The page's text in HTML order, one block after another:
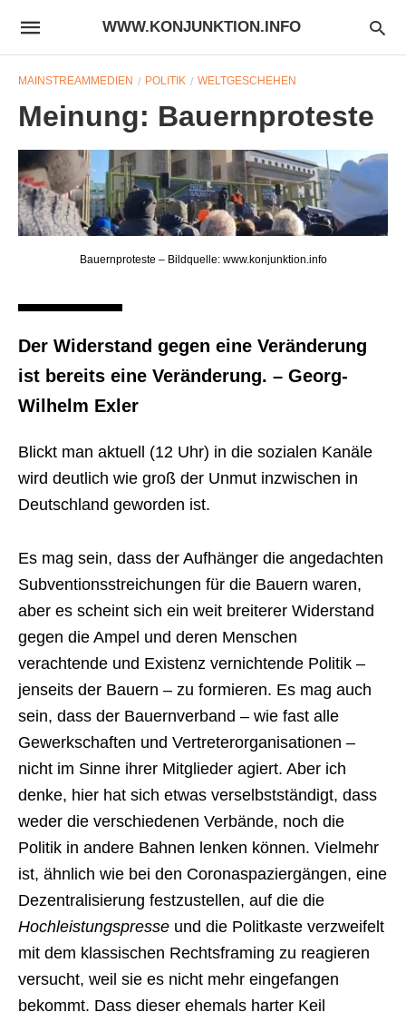
WWW.KONJUNKTION.INFO
MAINSTREAMMEDIEN POLITIK WELTGESCHEHEN
Meinung: Bauernproteste
Bauernproteste – Bildquelle: www.konjunktion.info
Der Widerstand gegen eine Veränderung
ist bereits eine Veränderung. – Georg-
Wilhelm Exler
Blickt man aktuell (12 Uhr) in die sozialen Kanäle
wird deutlich wie groß der Unmut inzwischen in
Deutschland geworden ist.
Es mag sein, dass der Aufhänger die angedachten
Subventionsstreichungen für die Bauern waren,
aber es scheint sich ein weit breiterer Widerstand
gegen die Ampel und deren Menschen
verachtende und Existenz vernichtende Politik –
jenseits der Bauern – zu formieren. Es mag auch
sein, dass der Bauernverband – wie fast alle
Gewerkschaften und Vertreterorganisationen –
nicht im Sinne ihrer Mitglieder agiert. Aber ich
denke, hier hat sich etwas verselbstständigt, dass
weder die verschiedenen Verbände, noch die
Politik in andere Bahnen lenken können. Vielmehr
ist, ähnlich wie bei den Coronaspaziergängen, eine
Dezentralisierung festzustellen, auf die die
Hochleistungspresse und die Politkaste verzweifelt
mit dem klassischen Rechtsframing zu reagieren
versucht, weil sie es nicht mehr eingefangen
bekommt. Dass dieser ehemals harter Keil